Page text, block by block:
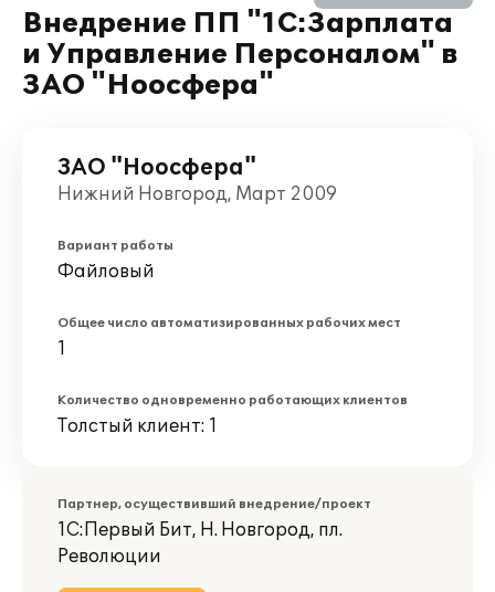
Внедрение ПП "1С:Зарплата
и Управление Персоналом" в
ЗАО "Ноосфера"
ЗАО "Ноосфера"
Нижний Новгород, Март 2009
Вариант работы
Файловый
Общее число автоматизированных рабочих мест
1
Количество одновременно работающих клиентов
Толстый клиент: 1
Партнер, осуществивший внедрение/проект
1С:Первый Бит, Н. Новгород, пл.
Революции